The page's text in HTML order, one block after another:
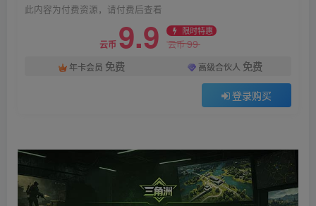
此内容为付费资源，请付费后查看
云币 9.9 限时特惠
云币99
年卡会员 免费 高级合伙人 免费
登录购买